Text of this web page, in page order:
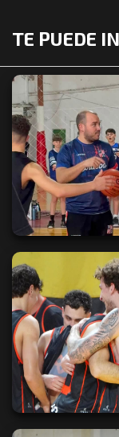
TE PUEDE